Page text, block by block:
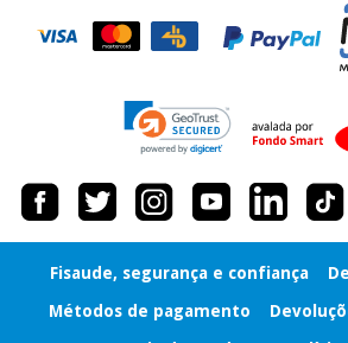
Fisaude, segurança e confiança
Métodos de pagamento